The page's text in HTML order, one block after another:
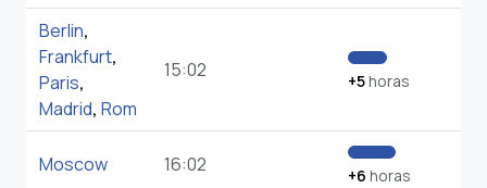
Berlin,
Frankfurt,
Paris,
Madrid, Rom
15:02 +5horas
Moscow 16:02 +6 horas